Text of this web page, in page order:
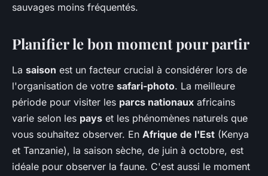
sauvages moins fréquentés.
Planifier le bon moment pour partir
La saison est un facteur crucial à considérer lors de
l'organisation de votre safari-photo. La meilleure
période pour visiter les parcs nationaux africains
varie selon les pays et les phénomènes naturels que
vous souhaitez observer. En Afrique de l'Est (Kenya
et Tanzanie), la saison sèche, de juin à octobre, est
idéale pour observer la faune. C'est aussi le moment